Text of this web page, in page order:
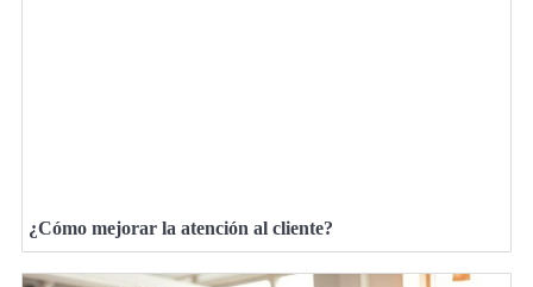
¿Cómo mejorar la atención al cliente?